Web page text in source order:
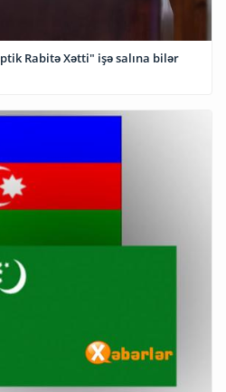
Rabitə Xətti" işə salına bilər